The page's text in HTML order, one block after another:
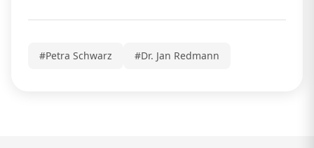
#Petra Schwarz #Dr. Jan Redmann